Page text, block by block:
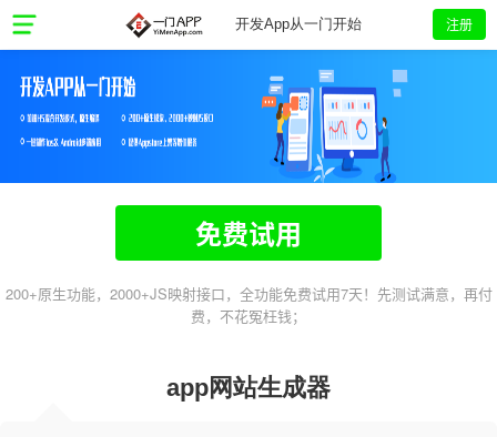
开发App从一门开始 注册
免费试用
200+原生功能，2000+JS映射接口，全功能免费试用7天！先测试满意，再付
费，不花冤枉钱；
app网站生成器